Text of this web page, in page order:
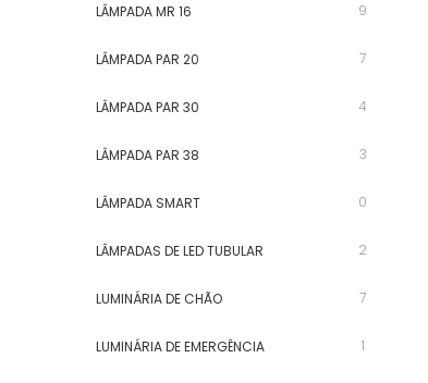
LÂMPADA MR 16 9
LÂMPADA PAR 20 7
LÂMPADA PAR 30 4
LÂMPADA PAR 38 3
LÂMPADA SMART 0
LÂMPADAS DE LED TUBULAR 2
LUMINÁRIA DE CHÃO 7
LUMINÁRIA DE EMERGÊNCIA 1